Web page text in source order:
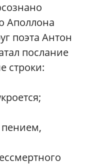
Аполлона
поэта Антон
послание
строки: